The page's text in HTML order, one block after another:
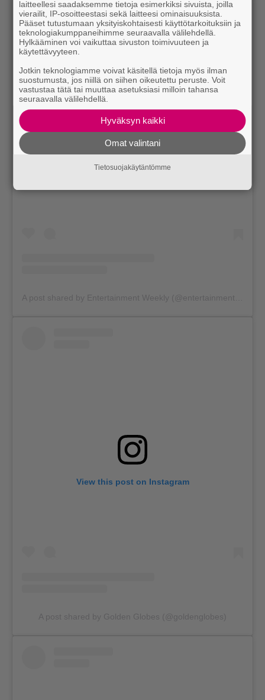
View this post on Instagram
A post shared by Entertainment Weekly (@entertainmentweekly)
View this post on Instagram
A post shared by Golden Globes (@goldenglobes)
laitteellesi saadaksemme tietoja esimerkiksi sivuista, joilla
vierailit, IP-osoitteestasi sekä laitteesi ominaisuuksista.
Pääset tutustumaan yksityiskohtaisesti käyttötarkoituksiin ja
teknologiakumppaneihimme seuraavalla välilehdellä.
Hylkääminen voi vaikuttaa sivuston toimivuuteen ja
käytettävyyteen.
Jotkin teknologiamme voivat käsitellä tietoja myös ilman
suostumusta, jos niillä on siihen oikeutettu peruste. Voit
vastustaa tätä tai muuttaa asetuksiasi milloin tahansa
seuraavalla välilehdellä.
Hyväksyn kaikki
Omat valintani
Tietosuojakäytäntömme